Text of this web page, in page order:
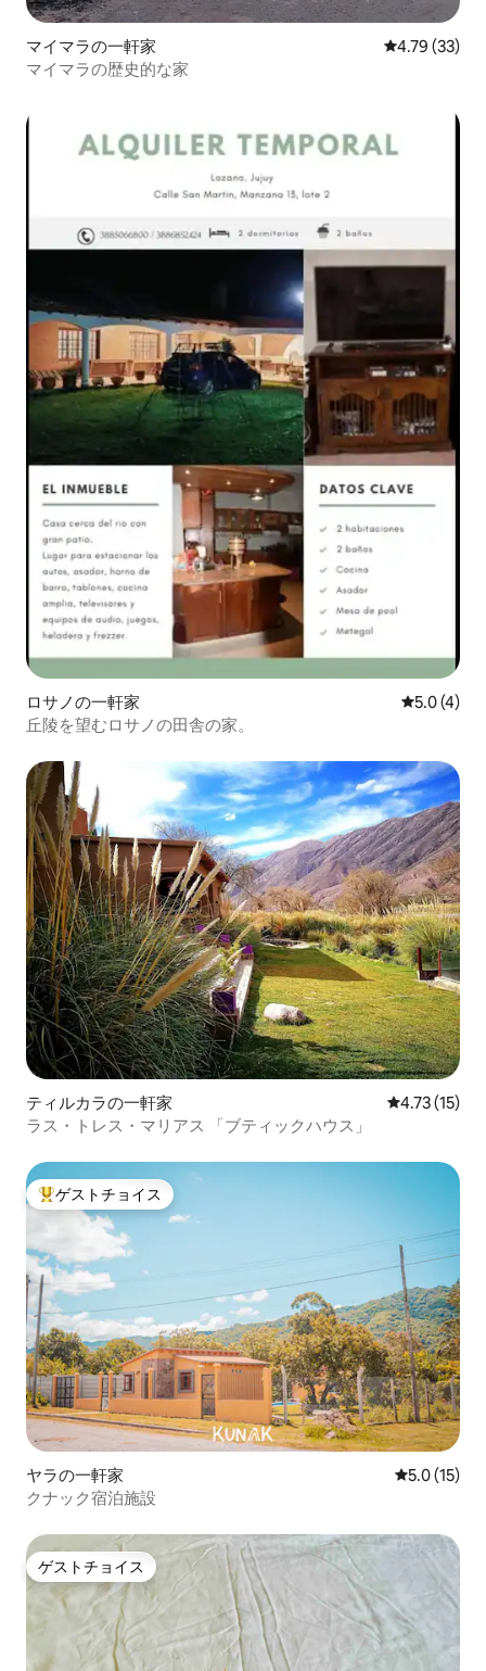
マイマラの一軒家 レビュー33
4.79 (33)
マイマラの歴史的な家
ロサノの一軒家 レビュー4
5.0 (4)
丘陵を望むロサノの田舎の家。
ティルカラの一軒家 レビュー15
4.73 (15)
ラス・トレス・マリアス 「ブティックハウス」
大好評のゲストチョイスです。
ゲストチョイス
ヤラの一軒家 レビュー15
5.0 (15)
クナック宿泊施設
ゲストチョイス
ゲストチョイス